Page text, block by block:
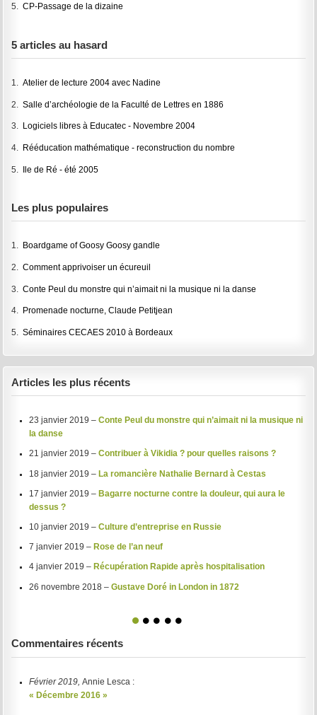
5.CP-Passage de la dizaine
5 articles au hasard
1.Atelier de lecture 2004 avec Nadine
2.Salle d’archéologie de la Faculté de Lettres en 1886
3. Logiciels libres à Educatec - Novembre 2004
4. Rééducation mathématique - reconstruction du nombre
5. Ile de Ré - été 2005
Les plus populaires
1. Boardgame of Goosy Goosy gandle
2.Comment apprivoiser un écureuil
3.Conte Peul du monstre qui n’aimait ni la musique ni la danse
4. Promenade nocturne, Claude Petitjean
5.Séminaires CECAES 2010 à Bordeaux
Articles les plus récents
23 janvier 2019 – Conte Peul du monstre qui n’aimait ni la musique ni
la danse
21 janvier 2019 – Contribuer à Vikidia ? pour quelles raisons ?
18 janvier 2019 – La romancière Nathalie Bernard à Cestas
17 janvier 2019 – Bagarre nocturne contre la douleur, qui aura le
dessus ?
10 janvier 2019 – Culture d’entreprise en Russie
7 janvier 2019 – Rose de l’an neuf
4 janvier 2019 – Récupération Rapide après hospitalisation
26 novembre 2018 – Gustave Doré in London in 1872
1 2 3 4 5
Commentaires récents
Février 2019, Annie Lesca :
« Décembre 2016 »